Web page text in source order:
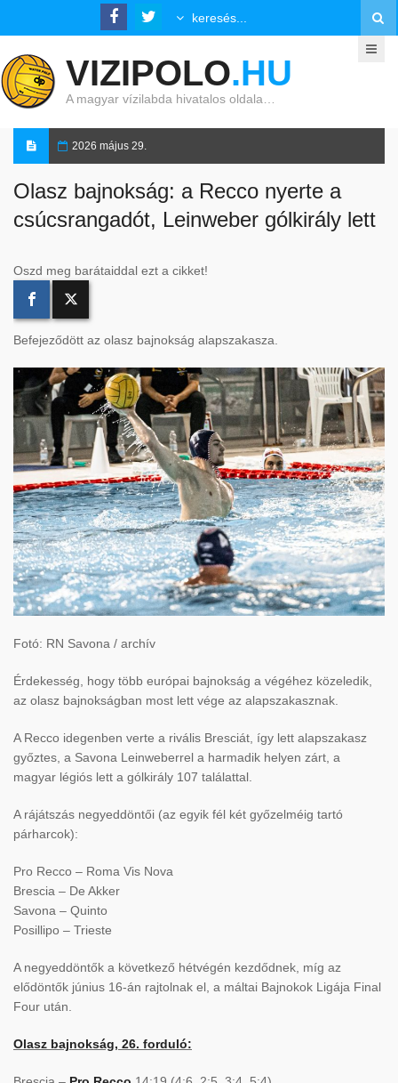
VIZIPOLO.HU
A magyar vízilabda hivatalos oldala…
2026 május 29.
Olasz bajnokság: a Recco nyerte a
csúcsrangadót, Leinweber gólkirály lett
Oszd meg barátaiddal ezt a cikket!
Befejeződött az olasz bajnokság alapszakasza.
Fotó: RN Savona / archív
Érdekesség, hogy több európai bajnokság a végéhez közeledik,
az olasz bajnokságban most lett vége az alapszakasznak.
A Recco idegenben verte a rivális Bresciát, így lett alapszakasz
győztes, a Savona Leinweberrel a harmadik helyen zárt, a
magyar légiós lett a gólkirály 107 találattal.
A rájátszás negyeddöntői (az egyik fél két győzelméig tartó
párharcok):
Pro Recco – Roma Vis Nova
Brescia – De Akker
Savona – Quinto
Posillipo – Trieste
A negyeddöntők a következő hétvégén kezdődnek, míg az
elődöntők június 16-án rajtolnak el, a máltai Bajnokok Ligája Final
Four után.
Olasz bajnokság, 26. forduló: